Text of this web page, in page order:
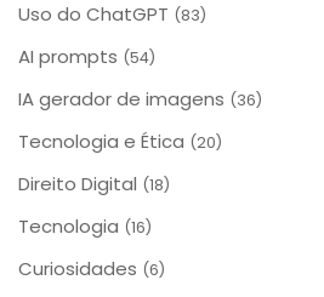
Uso do ChatGPT (83)
AI prompts (54)
IA gerador de imagens (36)
Tecnologia e Ética (20)
Direito Digital (18)
Tecnologia (16)
Curiosidades (6)